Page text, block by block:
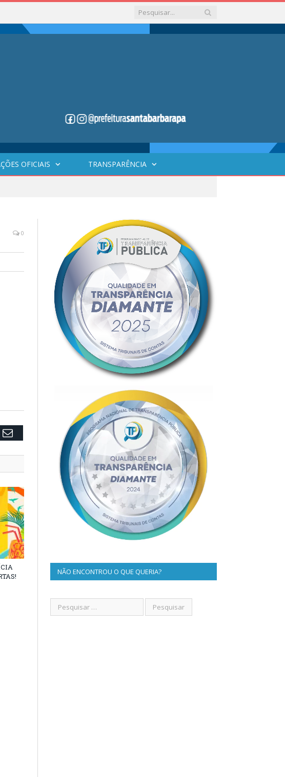
OFICIAIS TRANSPARÊNCIA
0
Email
NÃO ENCONTROU O QUE QUERIA?